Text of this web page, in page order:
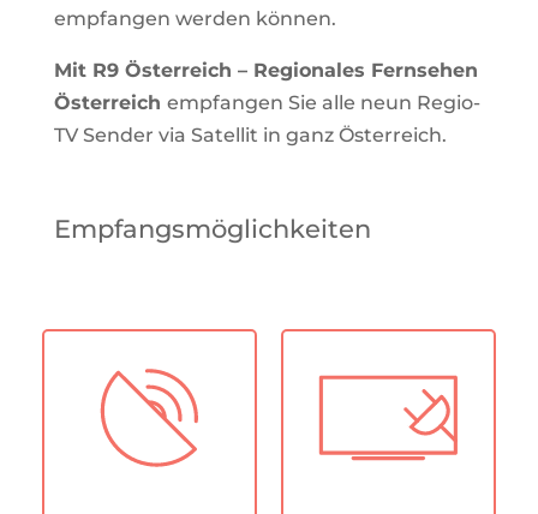
empfangen werden können.
Mit R9 Österreich – Regionales Fernsehen
Österreich empfangen Sie alle neun Regio-
TV Sender via Satellit in ganz Österreich.
Empfangsmöglichkeiten